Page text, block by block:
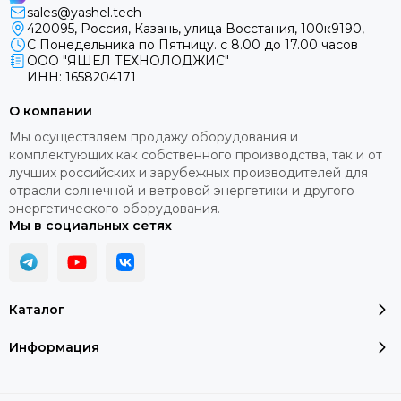
короткое замыкание, внутренняя неполадка, низкое
нагрузки или пропадание сетевого напряжения.
на ЖК-дисплее:
нагрузкой мощность;
внутри прибора;
сообщения о перегрузке и перегреве.
кнопка позволяет:
информацию для отображения на дисплее;
В момент применения пользовательской настройки
возможно кратковременное обесточивание выхода
sales@yashel.tech
420095, Россия, Казань, улица Восстания, 100к9190,
С Понедельника по Пятницу. с 8.00 до 17.00 часов
ООО "ЯШЕЛ ТЕХНОЛОДЖИС"
ИНН: 1658204171
Каталог
Информация
О компании
Мы осуществляем продажу оборудования и
комплектующих как собственного производства, так и от
лучших российских и зарубежных производителей для
отрасли солнечной и ветровой энергетики и другого
энергетического оборудования.
Мы в социальных сетях